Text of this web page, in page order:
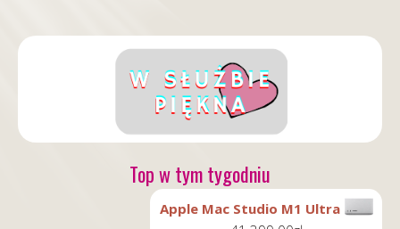
Top w tym tygodniu
Apple Mac Studio M1 Ultra